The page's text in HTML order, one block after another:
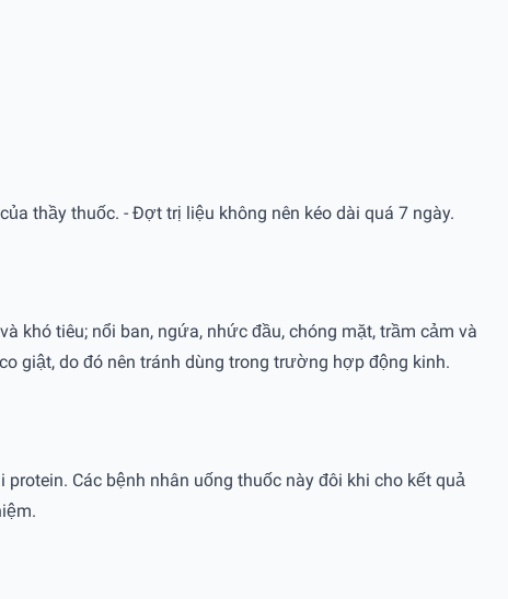
thầy thuốc. - Ðợt trị liệu không nên kéo dài quá 7 ngày.
khó tiêu; nổi ban, ngứa, nhức đầu, chóng mặt, trầm cảm và
giật, do đó nên tránh dùng trong trường hợp động kinh.
Các bệnh nhân uống thuốc này đôi khi cho kết quả